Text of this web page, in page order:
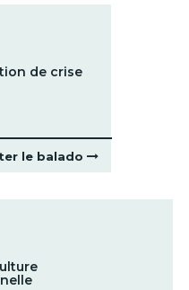
de crise
le balado